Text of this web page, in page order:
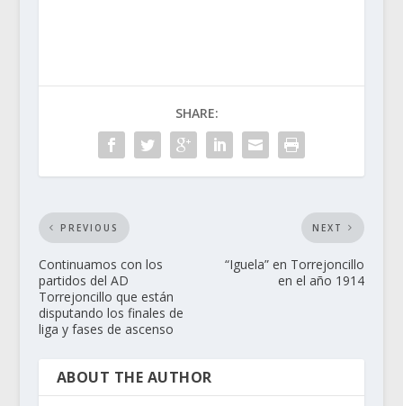
SHARE:
PREVIOUS
Continuamos con los
partidos del AD
Torrejoncillo que están
disputando los finales de
liga y fases de ascenso
NEXT
“Iguela” en Torrejoncillo
en el año 1914
ABOUT THE AUTHOR